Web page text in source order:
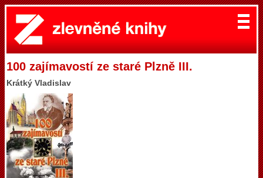
100 zajímavostí ze staré Plzně III.
Krátký Vladislav